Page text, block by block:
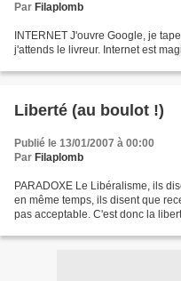
Par Filaplomb
INTERNET J'ouvre Google, je
j'attends le livreur. Internet est
Liberté (au boulot !)
Publié le 13/01/2007 à 00:00
Par Filaplomb
PARADOXE Le Libéralisme, ils
en même temps, ils disent que
pas acceptable. C'est donc la